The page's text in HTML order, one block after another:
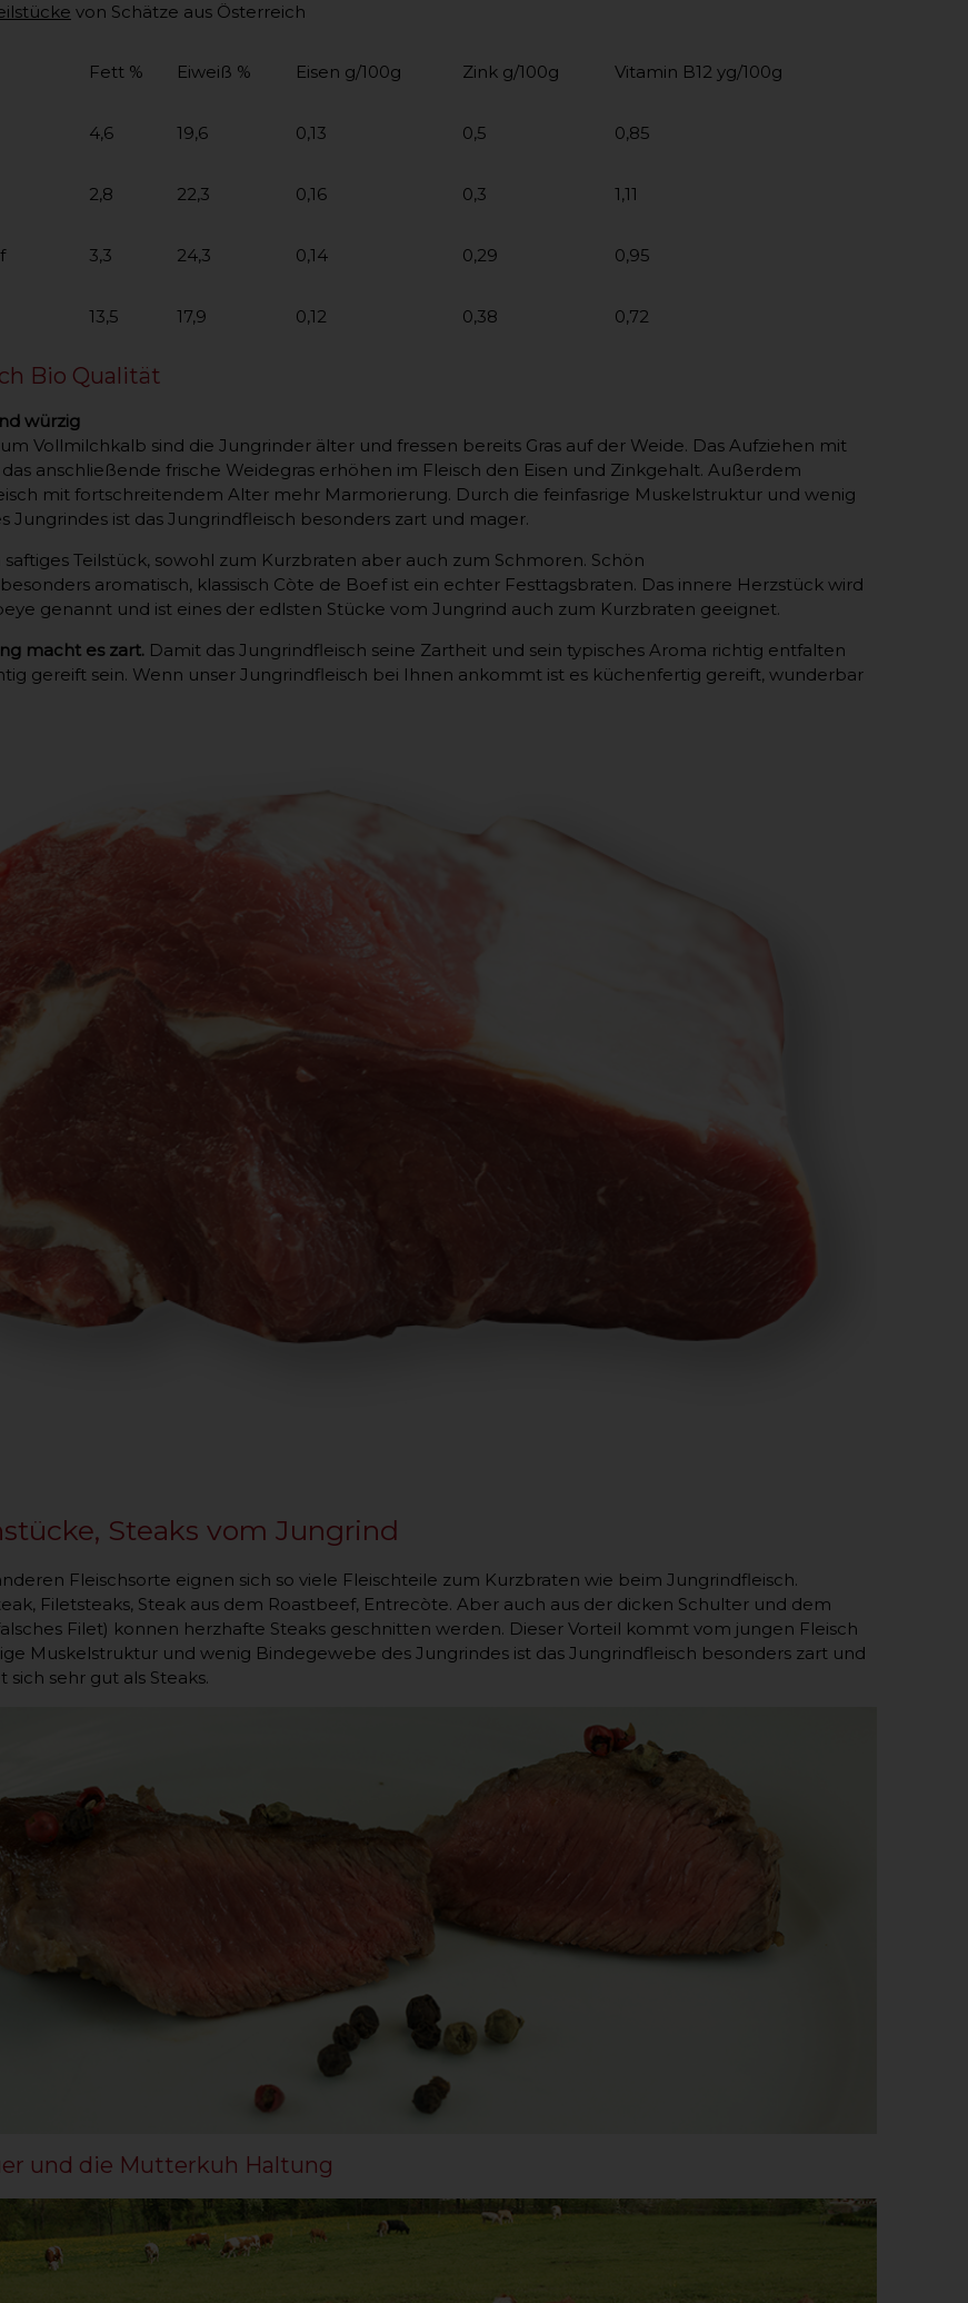
von Schätze aus Österreich
Fett % Eiweiß % Eisen g/100g Zink g/100g Vitamin B12 yg/100g
4,6 19,6 0,13 0,5 0,85
2,8 22,3 0,16 0,3 1,11
3,3 24,3 0,14 0,29 0,95
13,5 17,9 0,12 0,38 0,72
Bio Qualität
würzig
Vollmilchkalb sind die Jungrinder älter und fressen bereits Gras auf der Weide. Das Aufziehen mit
anschließende frische Weidegras erhöhen im Fleisch den Eisen und Zinkgehalt. Außerdem
mit fortschreitendem Alter mehr Marmorierung. Durch die feinfasrige Muskelstruktur und wenig
Jungrindes ist das Jungrindfleisch besonders zart und mager.
saftiges Teilstück, sowohl zum Kurzbraten aber auch zum Schmoren. Schön
aromatisch, klassisch Còte de Boef ist ein echter Festtagsbraten. Das innere Herzstück wird
genannt und ist eines der edlsten Stücke vom Jungrind auch zum Kurzbraten geeignet.
macht es zart. Damit das Jungrindfleisch seine Zartheit und sein typisches Aroma richtig entfalten
gereift sein. Wenn unser Jungrindfleisch bei Ihnen ankommt ist es küchenfertig gereift, wunderbar
Steaks vom Jungrind
Fleischsorte eignen sich so viele Fleischteile zum Kurzbraten wie beim Jungrindfleisch.
Filetsteaks, Steak aus dem Roastbeef, Entrecòte. Aber auch aus der dicken Schulter und dem
Filet) konnen herzhafte Steaks geschnitten werden. Dieser Vorteil kommt vom jungen Fleisch
Muskelstruktur und wenig Bindegewebe des Jungrindes ist das Jungrindfleisch besonders zart und
sehr gut als Steaks.
und die Mutterkuh Haltung